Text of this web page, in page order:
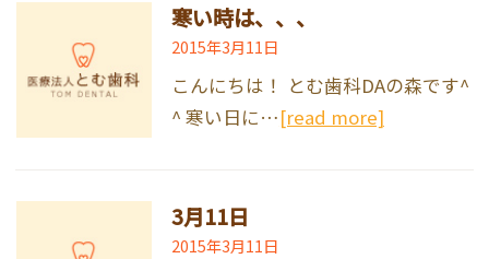
寒い時は、、、
2015年3月11日
こんにちは！ とむ歯科DAの森です^
^ 寒い日に…[read more]
3月11日
2015年3月11日